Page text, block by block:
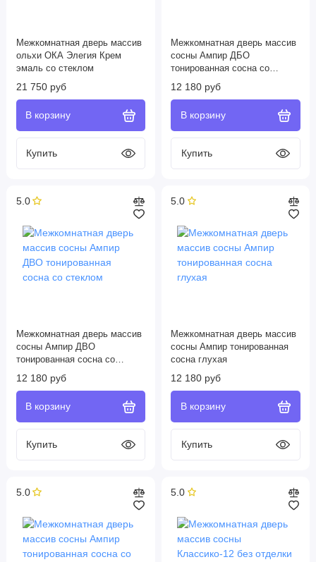
Межкомнатная дверь массив
ольхи ОКА Элегия Крем
эмаль со стеклом
21 750 руб
Межкомнатная дверь массив
сосны Ампир ДБО
тонированная сосна со
стеклом
12 180 руб
5.0
Межкомнатная дверь массив
сосны Ампир ДВО
тонированная сосна со
стеклом
12 180 руб
5.0
Межкомнатная дверь массив
сосны Ампир тонированная
сосна глухая
12 180 руб
5.0 5.0